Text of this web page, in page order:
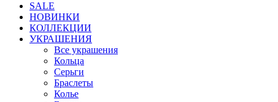
SALE
НОВИНКИ
КОЛЛЕКЦИИ
УКРАШЕНИЯ
Все украшения
Кольца
Серьги
Браслеты
Колье